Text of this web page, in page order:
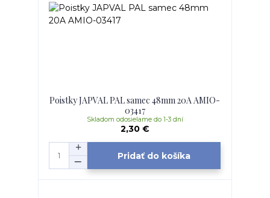
Poistky JAPVAL PAL samec 48mm 20A AMIO-
03417
2,30 €
Skladom odosielame do 1-3 dní
Pridať do košíka